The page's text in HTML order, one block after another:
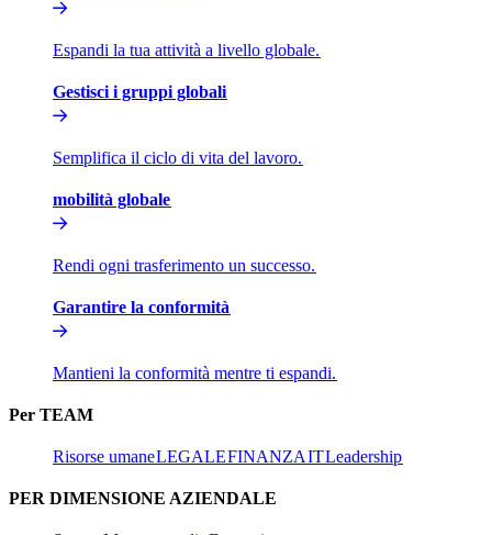
Espandi la tua attività a livello globale.​​
Gestisci i gruppi globali​​
Semplifica il ciclo di vita del lavoro.​​
mobilità globale​​
Rendi ogni trasferimento un successo.​​
Garantire la conformità​​
Mantieni la conformità mentre ti espandi.​​
Per TEAM​​
Risorse umane​​LEGALE​​FINANZA​​IT​​Leadership​​
PER DIMENSIONE AZIENDALE​​